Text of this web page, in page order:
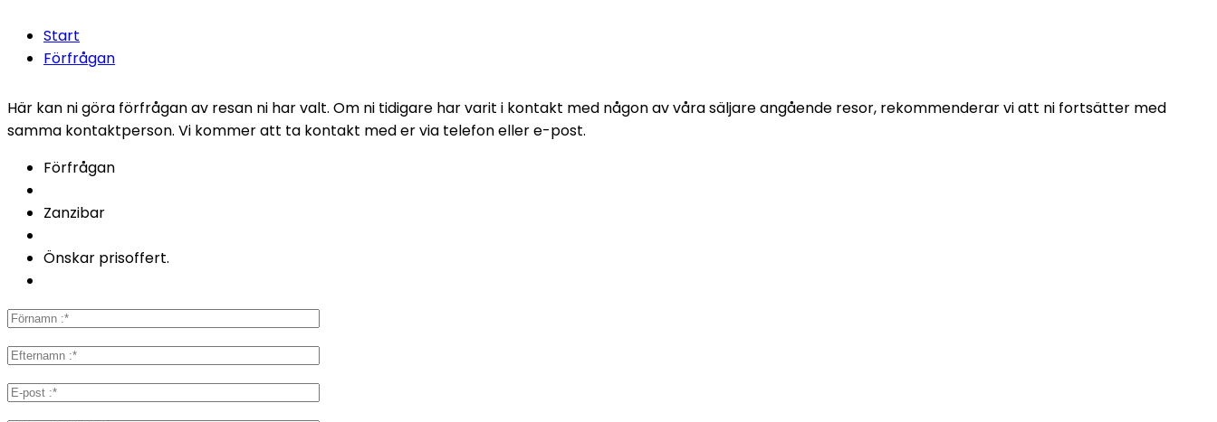
Start
Förfrågan
Här kan ni göra förfrågan av resan ni har valt. Om ni tidigare har varit i kontakt med någon av våra säljare angående resor, rekommenderar vi att ni fortsätter med
samma kontaktperson. Vi kommer att ta kontakt med er via telefon eller e-post.
Förfrågan
Zanzibar
Önskar prisoffert.